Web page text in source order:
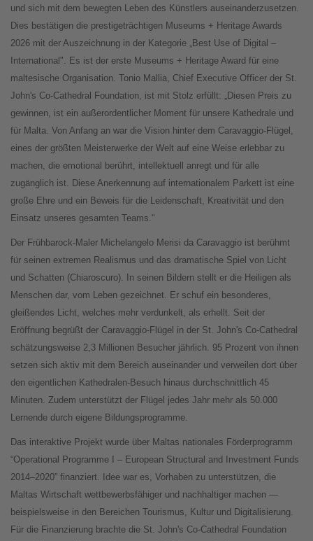
und sich mit dem bewegten Leben des Künstlers auseinanderzusetzen.
Dies bestätigen die prestigeträchtigen Museums + Heritage Awards
2026 mit der Auszeichnung in der Kategorie „Best Use of Digital –
International". Es ist der erste Museums + Heritage Award für eine
maltesische Organisation. Tonio Mallia, Chief Executive Officer der St.
John's Co-Cathedral Foundation, ist mit Stolz erfüllt: „Diesen Preis zu
gewinnen, ist ein außerordentlicher Moment für unsere Kathedrale und
für Malta. Von Anfang an war die Vision hinter dem Caravaggio-Flügel,
eines der größten Meisterwerke der Welt auf eine Weise erlebbar zu
machen, die emotional berührt, intellektuell anregt und für alle
zugänglich ist. Diese Anerkennung auf internationalem Parkett ist eine
große Ehre und ein Beweis für die Leidenschaft, Kreativität und den
Einsatz unseres gesamten Teams."
Der Frühbarock-Maler Michelangelo Merisi da Caravaggio ist berühmt
für seinen extremen Realismus und das dramatische Spiel von Licht
und Schatten (Chiaroscuro). In seinen Bildern stellt er die Heiligen als
Menschen dar, vom Leben gezeichnet. Er schuf ein besonderes,
gleißendes Licht, welches mehr verdunkelt, als erhellt. Seit der
Eröffnung begrüßt der Caravaggio-Flügel in der St. John's Co-Cathedral
schätzungsweise 2,3 Millionen Besucher jährlich. 95 Prozent von ihnen
setzen sich aktiv mit dem Bereich auseinander und verweilen dort über
den eigentlichen Kathedralen-Besuch hinaus durchschnittlich 45
Minuten. Zudem unterstützt der Flügel jedes Jahr mehr als 50.000
Lernende durch eigene Bildungsprogramme.
Das interaktive Projekt wurde über Maltas nationales Förderprogramm
“Operational Programme I – European Structural and Investment Funds
2014–2020” finanziert. Idee war es, Vorhaben zu unterstützen, die
Maltas Wirtschaft wettbewerbsfähiger und nachhaltiger machen —
beispielsweise in den Bereichen Tourismus, Kultur und Digitalisierung.
Für die Finanzierung brachte die St. John's Co-Cathedral Foundation